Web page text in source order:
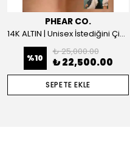
PHEAR CO.
14K ALTIN | Unisex İstediğini Çizdir Kolye
%10
₺ 25,000.00
₺ 22,500.00
SEPETE EKLE